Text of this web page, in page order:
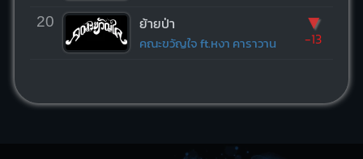
20 ย้ายป่า
คณะขวัญใจ ft.หงา คาราวาน
▼
-13